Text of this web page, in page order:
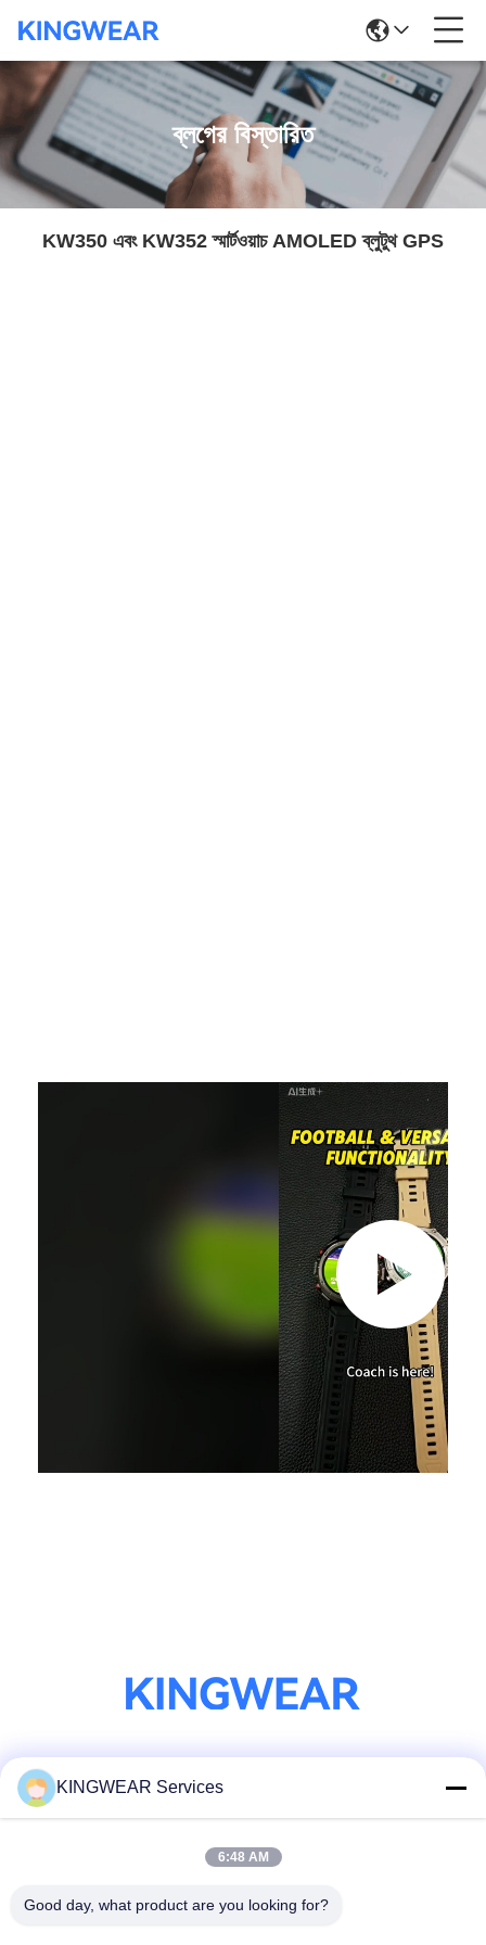
ব্লগের বিস্তারিত
KW350 এবং KW352 স্মার্টওয়াচ AMOLED ব্লুটুথ GPS
সোশ্যাল মিডিয়া
টেলিফোন
KINGWEAR Services
6:48 AM
Good day, what product are you looking for?